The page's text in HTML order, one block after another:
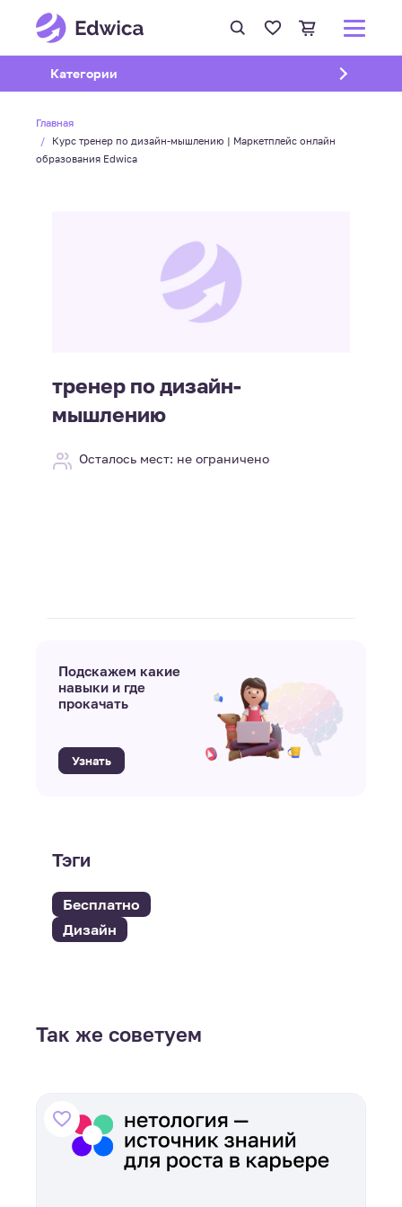
Открыть подменю
Категории
Главная
Курс тренер по дизайн-мышлению | Маркетплейс онлайн
образования Edwica
тренер по дизайн-
мышлению
Осталось мест: не ограничено
Подскажем какие
навыки и где
прокачать
Узнать
Тэги
Бесплатно
Дизайн
Так же советуем